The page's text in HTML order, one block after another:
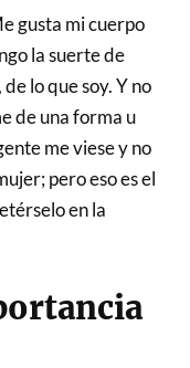
gusta mi cuerpo
la suerte de
lo que soy. Y no
de una forma u
me viese y no
pero eso es el
en la